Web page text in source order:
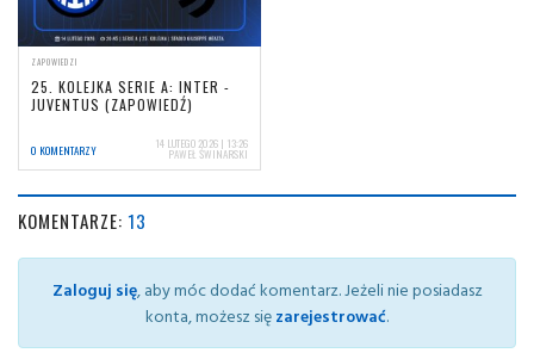
ZAPOWIEDZI
25. KOLEJKA SERIE A: INTER -
JUVENTUS (ZAPOWIEDŹ)
0 KOMENTARZY 14 LUTEGO 2026 | 13:26
PAWEŁ ŚWINARSKI
KOMENTARZE: 13
Zaloguj się, aby móc dodać komentarz. Jeżeli nie posiadasz
konta, możesz sięzarejestrować.